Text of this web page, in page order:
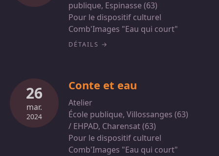
publique, Espinasse (63)
Pour le dispositif culturel
Comb'Images "Eau qui court"
DÉTAILS
26
mar.
2024
Conte et eau
Atelier
École publique, Villossanges (63)
/ EHPAD, Charensat (63)
Pour le dispositif culturel
Comb'Images "Eau qui court"